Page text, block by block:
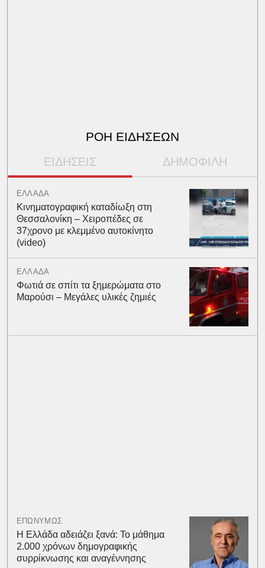
ΡΟΗ ΕΙΔΗΣΕΩΝ
ΕΙΔΗΣΕΙΣ ΔΗΜΟΦΙΛΗ
ΕΛΛΑΔΑ
Κινηματογραφική καταδίωξη στη
Θεσσαλονίκη – Χειροπέδες σε
37χρονο με κλεμμένο αυτοκίνητο
(video)
ΕΛΛΑΔΑ
Φωτιά σε σπίτι τα ξημερώματα στο
Μαρούσι – Μεγάλες υλικές ζημιές
ΕΠΩΝΥΜΩΣ
Η Ελλάδα αδειάζει ξανά: Το μάθημα
2.000 χρόνων δημογραφικής
συρρίκνωσης και αναγέννησης